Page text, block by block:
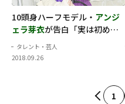
10頭身ハーフモデル・ アンジ
ェラ芽衣が告白「実は初めて
なんです・・・」
タレント・芸人
2018.09.26
1